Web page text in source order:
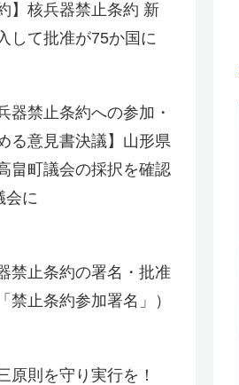
】核兵器禁止条約 新
して批准が75か国に
器禁止条約への参加・
る意見書決議】山形県
畠町議会の採択を確認
会に
禁止条約の署名・批准
禁止条約参加署名」）
原則を守り実行を！